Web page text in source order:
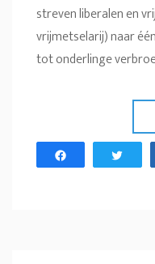
streven liberalen en
vrijmetselarij) naar
tot onderlinge